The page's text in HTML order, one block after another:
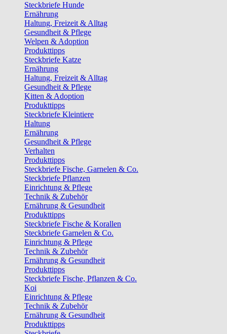
Steckbriefe Hunde
Ernährung
Haltung, Freizeit & Alltag
Gesundheit & Pflege
Welpen & Adoption
Produkttipps
Steckbriefe Katze
Ernährung
Haltung, Freizeit & Alltag
Gesundheit & Pflege
Kitten & Adoption
Produkttipps
Steckbriefe Kleintiere
Haltung
Ernährung
Gesundheit & Pflege
Verhalten
Produkttipps
Steckbriefe Fische, Garnelen & Co.
Steckbriefe Pflanzen
Einrichtung & Pflege
Technik & Zubehör
Ernährung & Gesundheit
Produkttipps
Steckbriefe Fische & Korallen
Steckbriefe Garnelen & Co.
Einrichtung & Pflege
Technik & Zubehör
Ernährung & Gesundheit
Produkttipps
Steckbriefe Fische, Pflanzen & Co.
Koi
Einrichtung & Pflege
Technik & Zubehör
Ernährung & Gesundheit
Produkttipps